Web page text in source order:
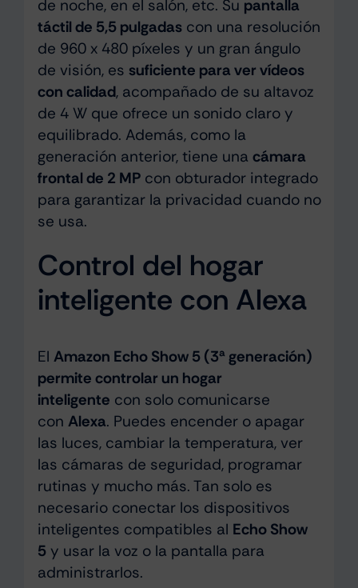
de noche, en el salón, etc. Su pantalla
táctil de 5,5 pulgadascon una resolución
de 960 x 480 píxeles y un gran ángulo
de visión, es suficiente para ver vídeos
con calidad, acompañado de su altavoz
de 4 W que ofrece un sonido claro y
equilibrado. Además, como la
generación anterior, tiene una cámara
frontal de 2 MPcon obturador integrado
para garantizar la privacidad cuando no
se usa.
Control del hogar
inteligente con Alexa
El Amazon Echo Show 5 (3ª generación)
permite controlar un hogar
inteligente con solo comunicarse
con Alexa. Puedes encender o apagar
las luces, cambiar la temperatura, ver
las cámaras de seguridad, programar
rutinas y mucho más. Tan solo es
necesario conectar los dispositivos
inteligentes compatibles al Echo Show
5y usar la voz o la pantalla para
administrarlos.